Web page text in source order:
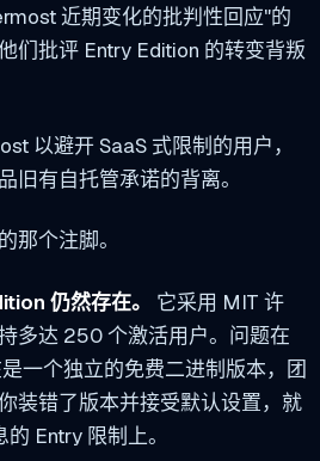
近期变化的批判性回应"的
们批评 Entry Edition 的转变背叛
以避开 SaaS 式限制的用户，
旧有自托管承诺的背离。
那个注脚。
仍然存在。
它采用 MIT 许
多达 250 个激活用户。问题在
一个独立的免费二进制版本，团
装错了版本并接受默认设置，就
Entry 限制上。